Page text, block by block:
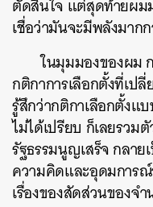
ตัดสินใจ แต่สุดท้ายผม
เชื่อว่ามันจะมีพลังมาก
ในมุมมองของผม
กติกาการเลือกตั้งที่เป
รู้สึกว่ากติกาเลือกตั้งแ
ไม่ได้เปรียบ ก็เลยรว
รัฐธรรมนูญเสร็จ กลาย
ความคิดและอุดมการ
เรื่องของสัดส่วนของจ